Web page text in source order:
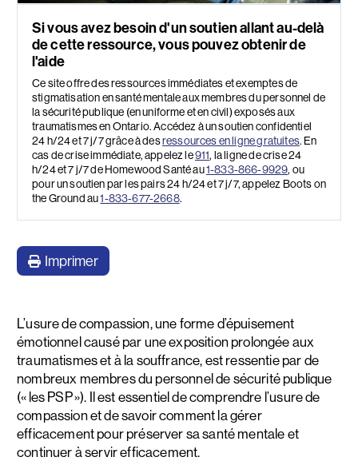
Si vous avez besoin d'un soutien allant au-delà
de cette ressource, vous pouvez obtenir de
l'aide
Ce site offre des ressources immédiates et exemptes de
stigmatisation en santé mentale aux membres du personnel de
la sécurité publique (en uniforme et en civil) exposés aux
traumatismes en Ontario. Accédez à un soutien confidentiel
24 h/24 et 7 j/7 grâce à desressources en ligne gratuites. En
cas de crise immédiate, appelez le911, la ligne de crise 24
h/24 et 7 j/7 de Homewood Santé au1-833-866-9929, ou
pour un soutien par les pairs 24 h/24 et 7 j/7, appelez Boots on
the Ground au1-833-677-2668.
Imprimer
L’usure de compassion, une forme d’épuisement
émotionnel causé par une exposition prolongée aux
traumatismes et à la souffrance, est ressentie par de
nombreux membres du personnel de sécurité publique
(« les PSP »). Il est essentiel de comprendre l’usure de
compassion et de savoir comment la gérer
efficacement pour préserver sa santé mentale et
continuer à servir efficacement.